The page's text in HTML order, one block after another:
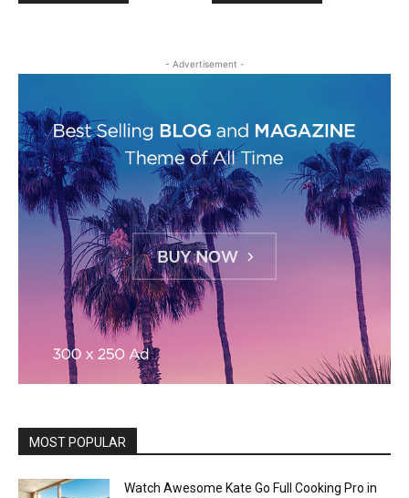
- Advertisement -
MOST POPULAR
Watch Awesome Kate Go Full Cooking Pro in